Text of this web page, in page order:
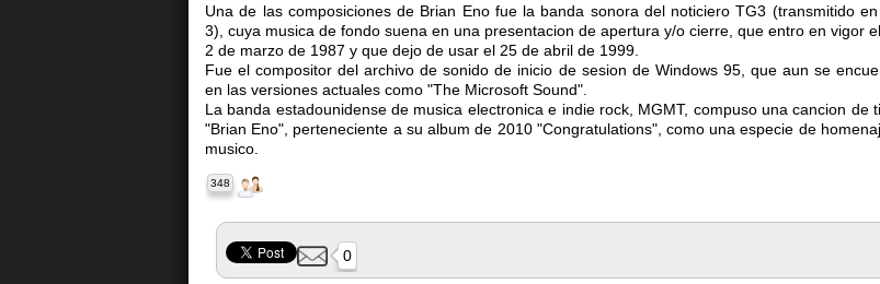
Una de las composiciones de Brian Eno fue la banda sonora del noticiero TG3 (transmitido
3), cuya musica de fondo suena en una presentacion de apertura y/o cierre, que entro en vigor
2 de marzo de 1987 y que dejo de usar el 25 de abril de 1999.
Fue el compositor del archivo de sonido de inicio de sesion de Windows 95, que aun se
en las versiones actuales como "The Microsoft Sound".
La banda estadounidense de musica electronica e indie rock, MGMT, compuso una cancion de
"Brian Eno", perteneciente a su album de 2010 "Congratulations", como una especie de
musico.
348
0